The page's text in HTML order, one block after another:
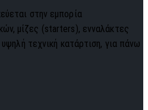
στην εμπορία
μίζες (starters), ενναλάκτες
τεχνική κατάρτιση, για πάνω